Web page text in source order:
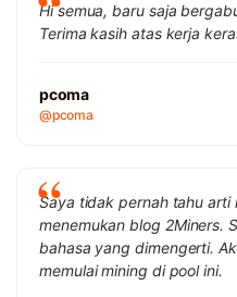
Hi semua, baru saja
Terima kasih atas kerja
pcoma
@pcoma
Saya tidak pernah tahu arti
menemukan blog 2Miners.
bahasa yang dimengerti.
memulai mining di pool ini.